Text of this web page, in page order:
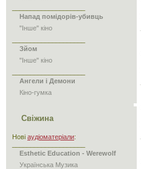
Напад помідорів-убивць
"Інше" кіно
Зйом
"Інше" кіно
Ангели і Демони
Кіно-гумка
Свіжина
Нові аудіоматеріали:
Esthetic Education - Werewolf
Українська Музика